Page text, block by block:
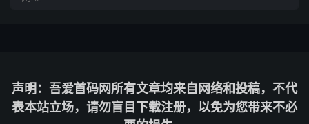
声明：吾爱首码网所有文章均来自网络和投稿，不代
表本站立场，请勿盲目下载注册，以免为您带来不必